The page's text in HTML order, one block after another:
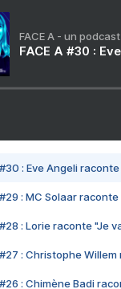
FACE A - un
FACE A #30 :
#30 : Eve Angeli
#29 : MC Solaar
#28 : Lorie raconte "Je
#27 : Christophe
#26 : Chimène Badi